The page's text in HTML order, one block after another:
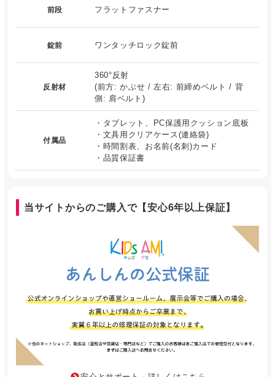
前段 フラットファスナー
錠前 ワンタッチロック錠前
反射材
360°反射
(前方: かぶせ / 左右: 前締めベルト / 背
側: 肩ベルト)
付属品
・タブレット、PC保護用クッション底板
・文具用クリアケース(連絡袋)
・時間割表、お名前(名刺)カード
・品質保証書
当サイトからのご購入で【安心6年以上保証】